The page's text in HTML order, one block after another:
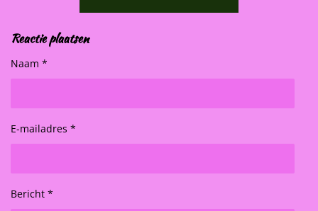
Reactie plaatsen
Naam *
E-mailadres *
Bericht *